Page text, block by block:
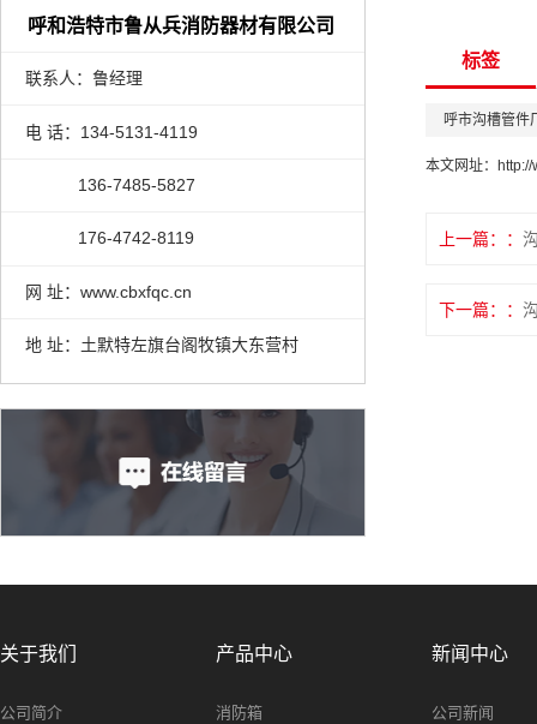
呼和浩特市鲁从兵消防器材有限公司
联系人：鲁经理
电 话：134-5131-4119
136-7485-5827
176-4742-8119
网 址：www.cbxfqc.cn
地 址：土默特左旗台阁牧镇大东营村
标签
呼市沟槽管件
本文网址： http://
上一篇：
下一篇：
关于我们
公司简介
产品中心
消防箱
新闻中心
公司新闻